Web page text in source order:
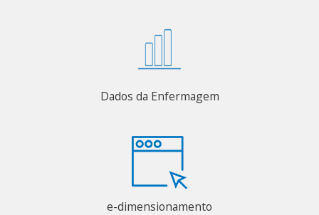
Dados da Enfermagem
e-dimensionamento